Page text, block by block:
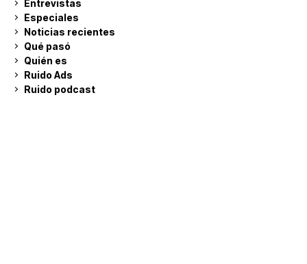
Entrevistas
Especiales
Noticias recientes
Qué pasó
Quién es
Ruido Ads
Ruido podcast